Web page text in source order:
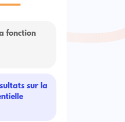
fonction
sur la